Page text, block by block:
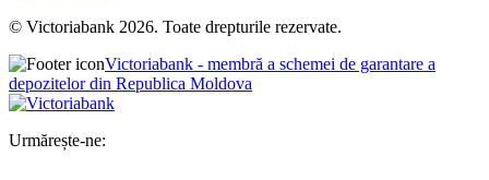
© Victoriabank 2026. Toate drepturile rezervate.
Victoriabank - membră a schemei de garantare a
depozitelor din Republica Moldova
Urmărește-ne: